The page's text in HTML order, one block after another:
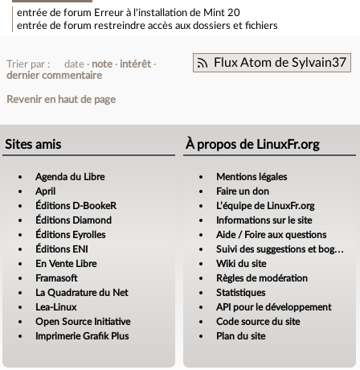
entrée de forum Erreur à l'installation de Mint 20
entrée de forum restreindre accès aux dossiers et fichiers
Flux Atom de Sylvain37
Trier par : date note
intérêt
dernier commentaire
Revenir en haut de page
Sites amis
Agenda du Libre
April
Éditions D-BookeR
Éditions Diamond
Éditions Eyrolles
Éditions ENI
En Vente Libre
Framasoft
La Quadrature du Net
Lea-Linux
Open Source Initiative
Imprimerie Grafik Plus
À propos de LinuxFr.org
Mentions légales
Faire un don
L’équipe de LinuxFr.org
Informations sur le site
Aide / Foire aux questions
Suivi des suggestions et bogues
Wiki du site
Règles de modération
Statistiques
API pour le développement
Code source du site
Plan du site